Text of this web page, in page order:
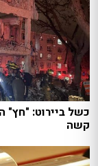
קשה